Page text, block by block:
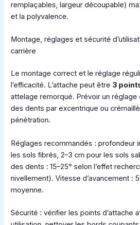
remplaçables, largeur découpable)
et la polyvalence.
Montage, réglages et sécurité
carrière
Le montage correct et le réglage
l’efficacité. L’attache peut être 3
attelage remorqué. Prévoir un réglage
des dents par excentrique ou
pénétration.
Réglages recommandés : profondeur
les sols fibrés, 2–3 cm pour les sols
des dents : 15–25° selon l’effet
nivellement). Vitesse d’avancement :
moyenne.
Sécurité : vérifier les points d’attache